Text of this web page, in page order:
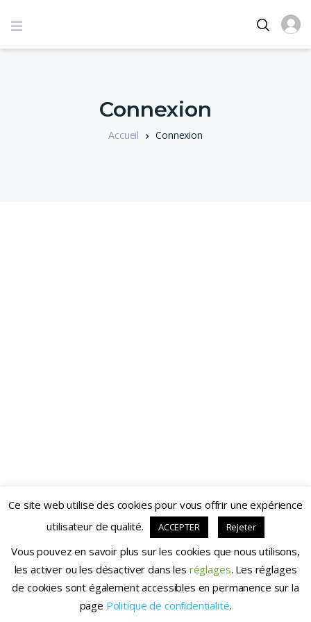
Connexion
Accueil Connexion
Chezvousgym.fr - 2020
Ce site web utilise des cookies pour vous offrir une expérience
utilisateur de qualité.
ACCEPTER Rejeter
Vous pouvez en savoir plus sur les cookies que nous utilisons,
les activer ou les désactiver dans les réglages. Les réglages
de cookies sont également accessibles en permanence sur la
page Politique de confidentialité.